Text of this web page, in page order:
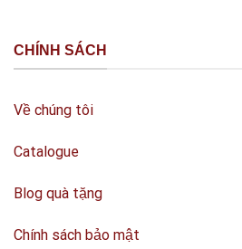
CHÍNH SÁCH
Về chúng tôi
Catalogue
Blog quà tặng
Chính sách bảo mật